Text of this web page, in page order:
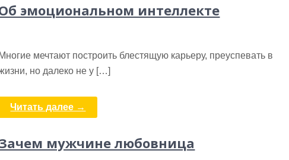
эмоциональном интеллекте
Многие мечтают построить блестящую карьеру, преуспевать в
но далеко не у […]
Читать далее →
мужчине любовница